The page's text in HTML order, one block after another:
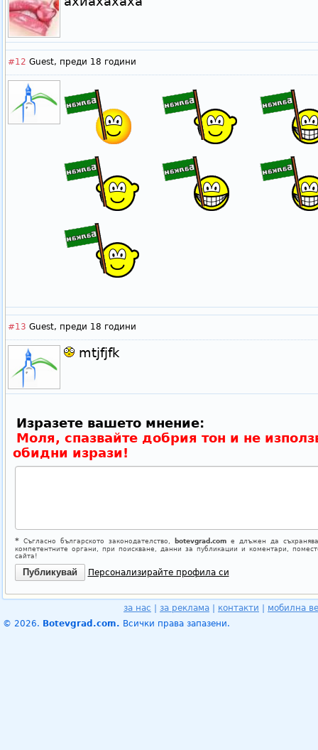
#12 Guest, преди 18 години
#13 Guest, преди 18 години
mtjfjfk
Изразете вашето мнение:
Моля, спазвайте добрия тон и не
обидни изрази!
*Съгласно българското законодателство, botevgrad.comе длъжен да
компетентните органи, при поискване, данни за публикации и коментари,
сайта!
Персонализирайте профила си
за нас за реклама контакти
мобилна
© 2026. Botevgrad.com. Всички права запазени.